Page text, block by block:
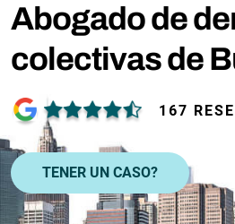
Abogado de
colectivas de
167
TENER UN CASO?